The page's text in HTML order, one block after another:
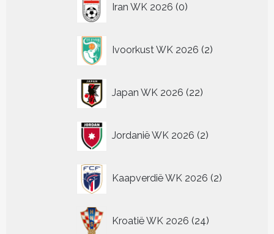
Iran WK 2026 0
producten
Ivoorkust WK 2026 2
producten
Japan WK 2026 22
producten
Jordanië WK 2026 2
producten
Kaapverdië WK 2026 2
producten
Kroatië WK 2026 24
producten